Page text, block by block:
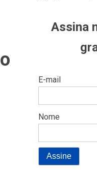
Assina
E-mail
Nome